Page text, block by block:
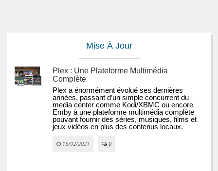
Mise À Jour
Plex : Une Plateforme Multimédia
Complète
Plex a énormément évolué ses dernières
années, passant d’un simple concurrent du
media center comme Kodi/XBMC ou encore
Emby à une plateforme multimédia complète
pouvant fournir des séries, musiques, films et
jeux vidéos en plus des contenus locaux.
15/02/2021 0